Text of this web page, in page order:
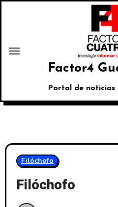
Factor4
Portal de noticias
Filóchofo
Filóchofo